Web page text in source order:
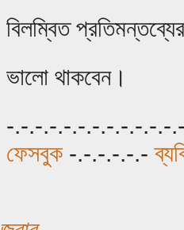
বিলম্বিত
ভালো থাকবেন।
-.-.-.-.-.-.-.-.-.-.-.-
ফেসবুক-.-.-.-.-.-